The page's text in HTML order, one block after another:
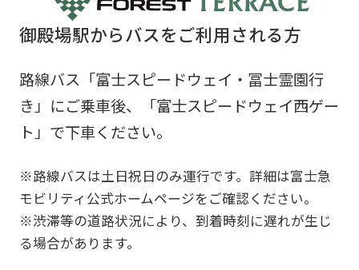
御殿場駅からバスをご利用される方
路線バス「富士スピードウェイ・冨士霊園行
き」にご乗車後、「富士スピードウェイ西ゲー
ト」で下車ください。
※路線バスは土日祝日のみ運行です。詳細は富士急
モビリティ公式ホームページをご確認ください。
※渋滞等の道路状況により、到着時刻に遅れが生じ
る場合があります。